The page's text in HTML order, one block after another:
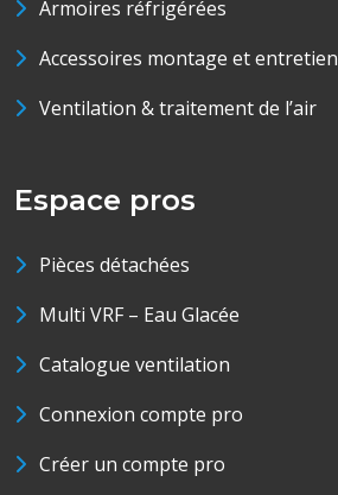
Armoires réfrigérées
Accessoires montage et entretien
Ventilation & traitement de l’air
Espace pros
Pièces détachées
Multi VRF – Eau Glacée
Catalogue ventilation
Connexion compte pro
Créer un compte pro